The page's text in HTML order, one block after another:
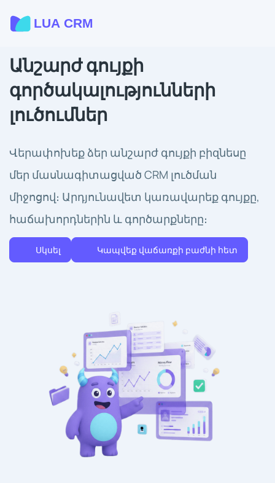
Անշարժ գույքի
գործակալությունների
լուծումներ
Վերափոխեք ձեր անշարժ գույքի բիզնեսը
մեր մասնագիտացված CRM լուծման
միջոցով։ Արդյունավետ կառավարեք գույքը,
հաճախորդներին և գործարքները։
Սկսել Կապվեք վաճառքի բաժնի հետ